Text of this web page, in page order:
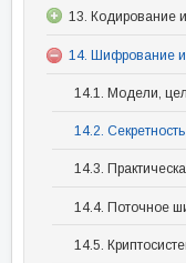
13. Кодирование
14. Шифрование
14.1. Модели,
14.2.
14.3.
14.4. Поточное
14.5.